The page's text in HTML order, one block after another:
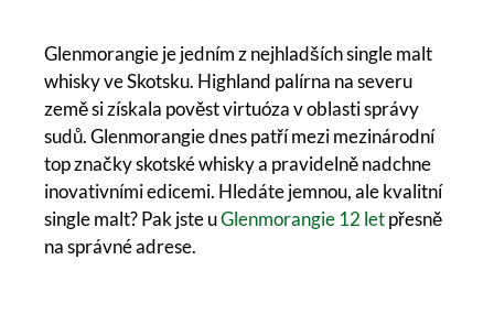
Glenmorangie je jedním z nejhladších single malt
whisky ve Skotsku. Highland palírna na severu
země si získala pověst virtuóza v oblasti správy
sudů. Glenmorangie dnes patří mezi mezinárodní
top značky skotské whisky a pravidelně nadchne
inovativními edicemi. Hledáte jemnou, ale kvalitní
single malt? Pak jste uGlenmorangie 12 letpřesně
na správné adrese.